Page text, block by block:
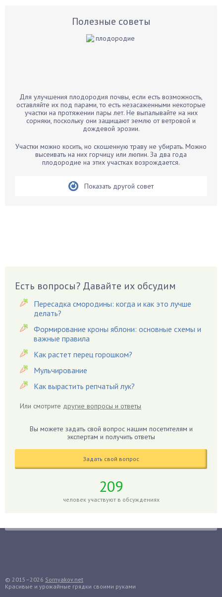
Бархатцы
Бегония
Бирючина
Бобовые
Вредители
Гардения
Гацания
Гвоздики
Георгины
Герань
Гиацинт
Гибискус
Гладиолусы
Голубика
Груши
Дайкон
Полезные советы
Для улучшения плодородия почвы, если есть возможность,
оставляйте их под парами, то есть незасаженными некоторые
участки на протяжении пары лет. Не выпалывайте на них
сорняки, поскольку они защищают землю от ветровой и
дождевой эрозии.
Участки можно косить, но скошенную траву не убирать. Можно
высеивать на них горчицу или люпин. За два года
плодородие на этих участках возрождается.
Показать другой совет
Есть вопросы? Давайте их обсудим
Пересадка смородины: когда и как это лучше
делать?
Формирование кроны яблони: основные схемы и
важные правила
Как растет перец горошком?
Мульчирование
Как вырастить репчатый лук?
Или смотрите другие вопросы и ответы
Вы можете задать свой вопрос нашим посетителям и
экспертам и получить ответы
Задать свой вопрос
209
человек участвуют в обсуждениях
© 2015–2026 Sornyakov.net
Красивые и урожайные грядки своими руками